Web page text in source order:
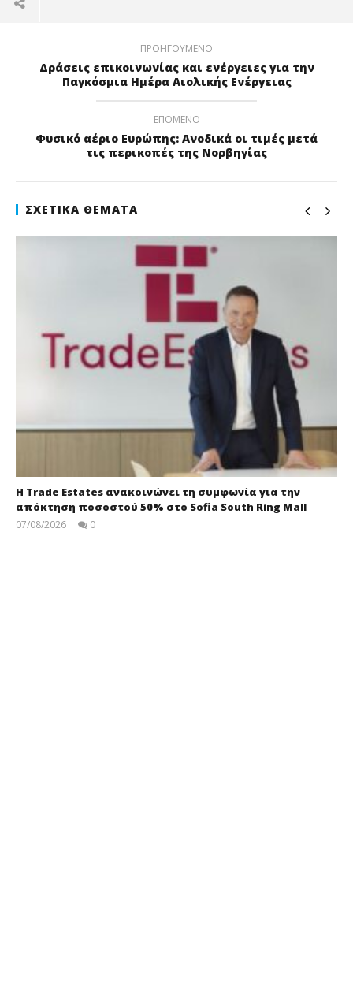
ΠΡΟΗΓΟΎΜΕΝΟ
Δράσεις επικοινωνίας και ενέργειες για την
Παγκόσμια Ημέρα Αιολικής Ενέργειας
ΕΠΌΜΕΝΟ
Φυσικό αέριο Ευρώπης: Ανοδικά οι τιμές μετά
τις περικοπές της Νορβηγίας
ΣΧΕΤΙΚΆ ΘΈΜΑΤΑ
Η Trade Estates ανακοινώνει τη συμφωνία για την
απόκτηση ποσοστού 50% στο Sofia South Ring Mall
07/08/2026 0